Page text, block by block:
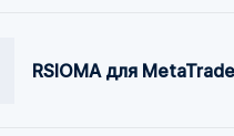
RSIOMA для